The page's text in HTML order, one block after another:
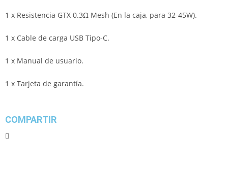
1 x Resistencia GTX 0.3Ω Mesh (En la caja, para 32-45W).
1 x Cable de carga USB Tipo-C.
1 x Manual de usuario.
1 x Tarjeta de garantía.
COMPARTIR